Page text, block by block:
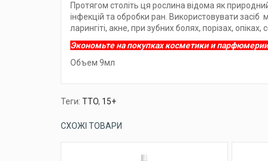
Протягом століть ця рослина відома як
інфекцій та обробки ран. Використовувати засіб
ларингіті, акне, при зубних болях, порізах, опіках,
Экономьте на покупках косметики и парфюмерии
Объем 9мл
Теги: TTO, 15+
СХОЖІ ТОВАРИ